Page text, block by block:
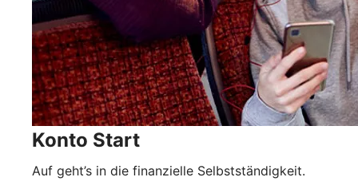
Konto Start
Auf geht’s in die finanzielle Selbstständigkeit.